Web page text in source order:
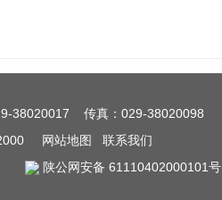
38020017 传真：029-38020098
网站地图
联系我们
陕公网安备 61110402000101号